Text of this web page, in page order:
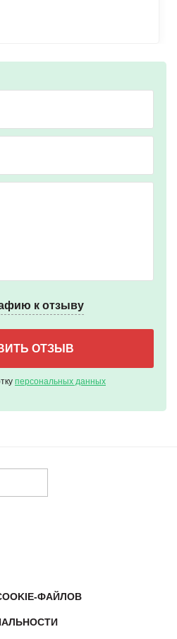
к отзыву
персональных данных
ФАЙЛОВ